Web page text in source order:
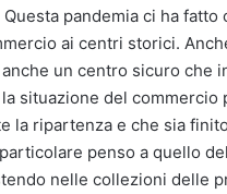
pandemia ci ha fatto
ai centri storici.
un centro sicuro che
situazione del
la ripartenza e che sia
penso a quello
nelle collezioni delle